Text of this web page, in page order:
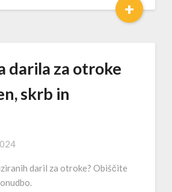
+
darila za otroke
skrb in
daril za otroke? Obiščite